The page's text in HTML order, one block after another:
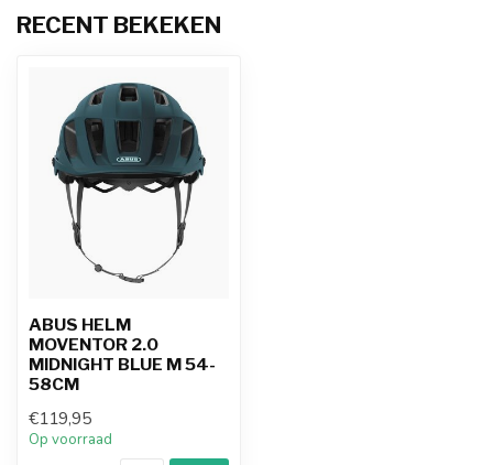
RECENT BEKEKEN
ABUS HELM
MOVENTOR 2.0
MIDNIGHT BLUE M 54-
58CM
€119,95
Op voorraad